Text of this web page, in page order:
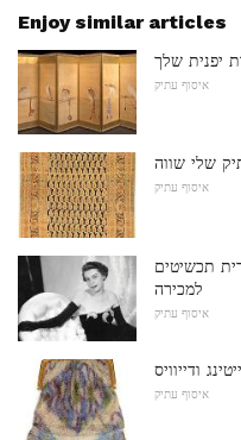
Enjoy similar articles
יפנית שלך
איסוף עתיק
איסוף עתיק
תכשיטים
למכירה
איסוף עתיק
ודייוויס
איסוף עתיק